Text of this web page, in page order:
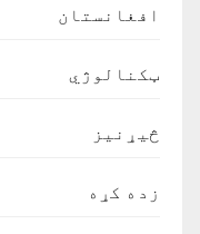
افغانستان
ټکنالوژي
څیړنیز
زده کړه